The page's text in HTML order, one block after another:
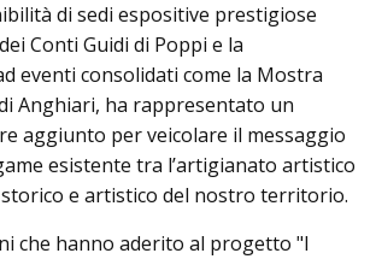
di sedi espositive prestigiose
Conti Guidi di Poppi e la
eventi consolidati come la Mostra
Anghiari, ha rappresentato un
aggiunto per veicolare il messaggio
esistente tra l’artigianato artistico
e artistico del nostro territorio.
che hanno aderito al progetto "I